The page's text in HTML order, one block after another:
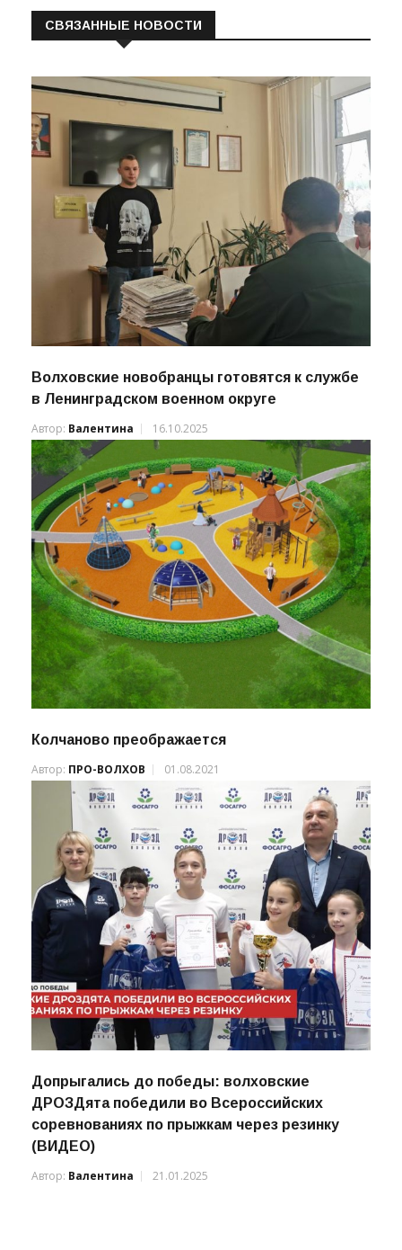
СВЯЗАННЫЕ НОВОСТИ
Волховские новобранцы готовятся к службе
в Ленинградском военном округе
Автор: Валентина 16.10.2025
Колчаново преображается
Автор: ПРО-ВОЛХОВ 01.08.2021
Допрыгались до победы: волховские
ДРОЗДята победили во Всероссийских
соревнованиях по прыжкам через резинку
(ВИДЕО)
Автор: Валентина 21.01.2025